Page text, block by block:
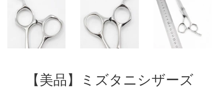
【美品】ミズタニシザーズ